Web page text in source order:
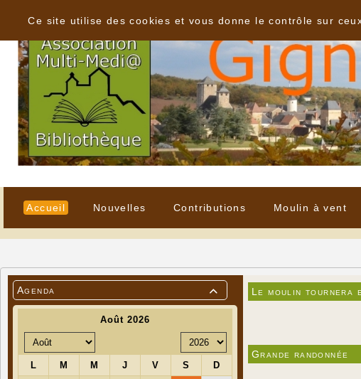
Accueil Nouvelles Contributions Moulin à vent

Agenda Le moulin tournera
Grande randonnée
Ce site utilise des cookies et vous donne le contrôle sur